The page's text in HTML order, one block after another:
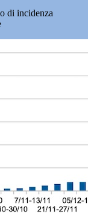
di incidenza